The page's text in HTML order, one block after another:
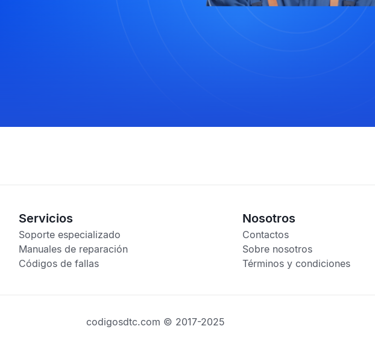
Servicios
Soporte especializado
Manuales de reparación
Códigos de fallas
Nosotros
Contactos
Sobre nosotros
Términos y condiciones
codigosdtc.com © 2017-2025